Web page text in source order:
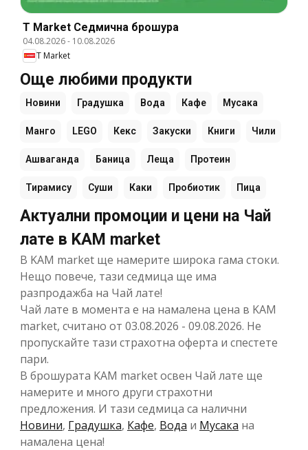
T Market Cедмична брошура
04.08.2026- 10.08.2026
T Market
Още любими продукти
Новини Градушка Вода Кафе Мусака
Манго LEGO Кекс Закуски Книги Чили
Ашваганда Баница Леща Протеин
Тирамису Суши Каки Пробиотик Пица
Актуални промоции и цени на Чай
лате в KAM market
В KAM market ще намерите широка гама стоки.
Нещо повече, тази седмица ще има
разпродажба на Чай лате!
Чай лате в момента е на намалена цена в KAM
market, считано от 03.08.2026 - 09.08.2026. Не
пропускайте тази страхотна оферта и спестете
пари.
В брошурата KAM market освен Чай лате ще
намерите и много други страхотни
предложения. И тази седмица са налични
Новини, Градушка, Кафе, Вода и Мусака на
намалена цена!